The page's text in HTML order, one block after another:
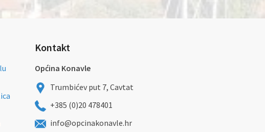
Kontakt
Općina Konavle
Trumbićev put 7, Cavtat
+385 (0)20 478401
info@opcinakonavle.hr